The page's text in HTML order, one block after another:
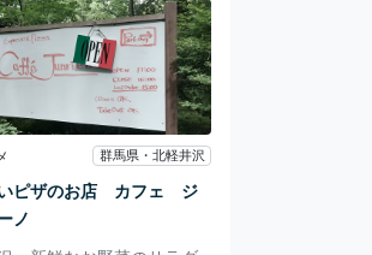
らも回れますが、はねた
らも遊歩道に行って回る
来ます。 遊歩道は階段が
があるため、どうしても
回ることが億劫になるこ
ます。そんなとき、体調
わせ、はねたき橋に行っ
影する楽しみ方も有りだ
おります。 はねたき橋を
群馬県・北軽井沢
ピザのお店 カフェ ジ
ノ